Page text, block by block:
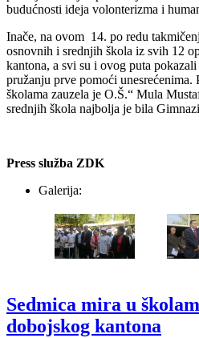
budućnosti ideja volonterizma i
Inače, na ovom 14. po redu
osnovnih i srednjih škola iz svih 12
kantona, a svi su i ovog puta
pružanju prve pomoći unesrećenima.
školama zauzela je O.Š.“ Mula
srednjih škola najbolja je bila
Press služba ZDK
Galerija:
Sedmica mira u
dobojskog kantona